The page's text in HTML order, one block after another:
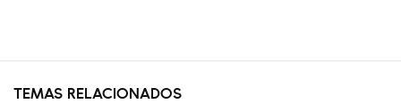
TEMAS RELACIONADOS